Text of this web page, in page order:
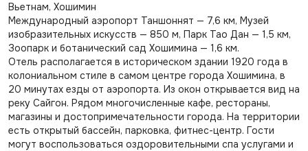
Вьетнам, Хошимин
Международный аэропорт Таншоннят — 7,6 км, Музей
изобразительных искусств — 850 м, Парк Тао Дан — 1,5 км,
Зоопарк и ботанический сад Хошимина — 1,6 км.
Отель располагается в историческом здании 1920 года в
колониальном стиле в самом центре города Хошимина, в
20 минутах езды от аэропорта. Из окон открывается вид на
реку Сайгон. Рядом многочисленные кафе, рестораны,
магазины и достопримечательности города. На территории
есть открытый бассейн, парковка, фитнес-центр. Гости
могут воспользоваться оздоровительными спа услугами и